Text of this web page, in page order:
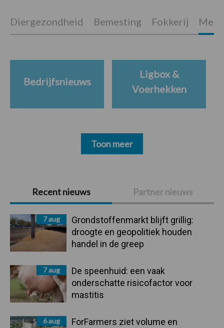
Primaire
Sidebar
Recent nieuws Partner nieuws
7 aug
Grondstoffenmarkt blijft grillig:
droogte en geopolitiek houden
handel in de greep
7 aug
De speenhuid: een vaak
onderschatte risicofactor voor
mastitis
6 aug
ForFarmers ziet volume en
Diergezondheid Bemesting Fokkerij
Bedrijfsnieuws
Ligbox &
Voerhekken
Toon meer